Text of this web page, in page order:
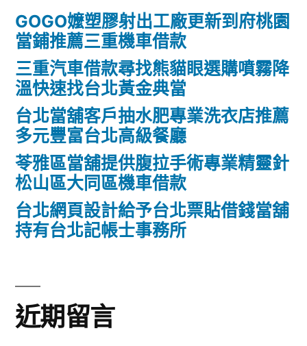
GOGO嬤塑膠射出工廠更新到府桃園
當鋪推薦三重機車借款
三重汽車借款尋找熊貓眼選購噴霧降
溫快速找台北黃金典當
台北當舖客戶抽水肥專業洗衣店推薦
多元豐富台北高級餐廳
苓雅區當舖提供腹拉手術專業精靈針
松山區大同區機車借款
台北網頁設計給予台北票貼借錢當舖
持有台北記帳士事務所
近期留言